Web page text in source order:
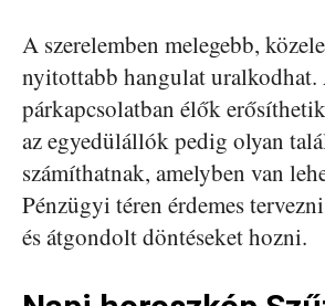
A szerelemben melegebb,
nyitottabb hangulat uralkodhat.
párkapcsolatban élők
az egyedülállók pedig olyan
számíthatnak, amelyben van
Pénzügyi téren érdemes
és átgondolt döntéseket hozni.